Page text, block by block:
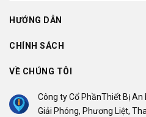
HƯỚNG DẪN
CHÍNH SÁCH
VỀ CHÚNG TÔI
Công ty Cổ PhầnThiết Bị An
Giải Phóng, Phương Liệt,